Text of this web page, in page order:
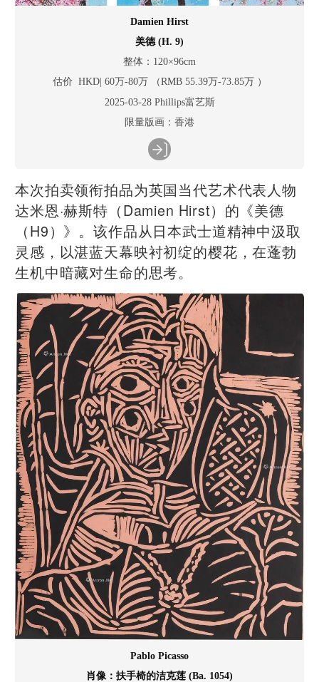
Damien Hirst
美德 (H. 9)
整体：120×96cm
估价 HKD| 60万-80万 （RMB 55.39万-73.85万 ）
2025-03-28 Phillips富艺斯
限量版画：香港
本次拍卖领衔拍品为英国当代艺术代表人物
达米恩·赫斯特（Damien Hirst）的《美德
（H9）》。该作品从日本武士道精神中汲取
灵感，以湛蓝天幕映衬初绽的樱花，在蓬勃
生机中暗藏对生命的思考。
Pablo Picasso
肖像：扶手椅的洁克莲 (Ba. 1054)